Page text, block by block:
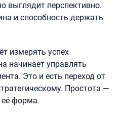
выглядит перспективно.
и способность держать
измерять успех
начинает управлять
Это и есть переход от
Простота —
её форма.